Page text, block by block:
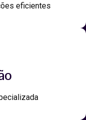
eficientes